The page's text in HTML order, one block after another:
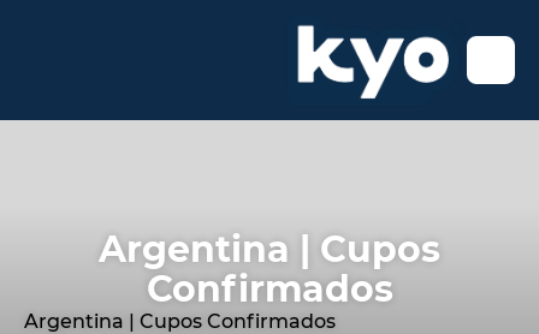
Argentina | Cupos
Confirmados
Argentina | Cupos Confirmados